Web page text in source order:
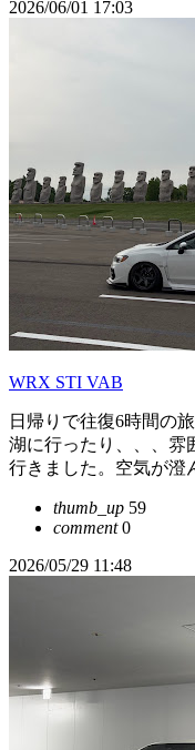
2026/06/01 17:03
WRX STI VAB
日帰りで往復6時間の
湖に行ったり、、、雰
行きました。空気が澄
thumb_up 59
comment0
2026/05/29 11:48